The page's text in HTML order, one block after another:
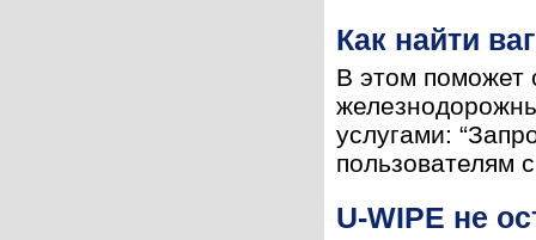
Как найти
В этом поможет
услугами:
пользователям
U-WIPE не